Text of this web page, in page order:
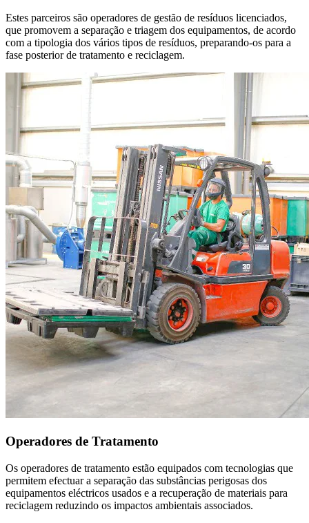
Estes parceiros são operadores de gestão de resíduos licenciados,
que promovem a separação e triagem dos equipamentos, de acordo
com a tipologia dos vários tipos de resíduos, preparando-os para a
fase posterior de tratamento e reciclagem.
Operadores de Tratamento
Os operadores de tratamento estão equipados com tecnologias que
permitem efectuar a separação das substâncias perigosas dos
equipamentos eléctricos usados e a recuperação de materiais para
reciclagem reduzindo os impactos ambientais associados.